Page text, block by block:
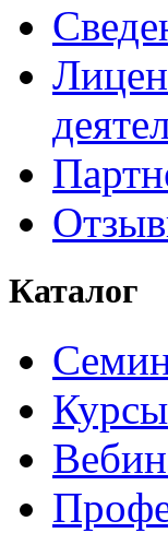
Каталог
Курсы